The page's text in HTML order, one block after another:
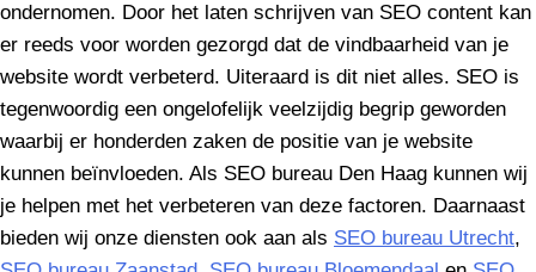
ondernomen. Door het laten schrijven van SEO content kan
er reeds voor worden gezorgd dat de vindbaarheid van je
website wordt verbeterd. Uiteraard is dit niet alles. SEO is
tegenwoordig een ongelofelijk veelzijdig begrip geworden
waarbij er honderden zaken de positie van je website
kunnen beïnvloeden. Als SEO bureau Den Haag kunnen wij
je helpen met het verbeteren van deze factoren. Daarnaast
bieden wij onze diensten ook aan als SEO bureau Utrecht,